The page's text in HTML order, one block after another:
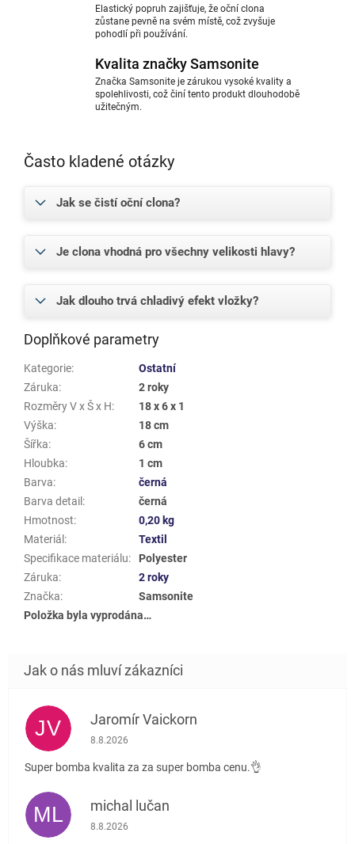
Elastický popruh zajišťuje, že oční clona
zůstane pevně na svém místě, což zvyšuje
pohodlí při používání.
Kvalita značky Samsonite
Značka Samsonite je zárukou vysoké kvality a
spolehlivosti, což činí tento produkt dlouhodobě
užitečným.
Často kladené otázky
Jak se čistí oční clona?
Je clona vhodná pro všechny velikosti hlavy?
Jak dlouho trvá chladivý efekt vložky?
Doplňkové parametry
Kategorie:
Ostatní
Záruka:
2 roky
Rozměry V x Š x H:
18 x 6 x 1
Výška:
18 cm
Šířka:
6 cm
Hloubka:
1 cm
Barva:
černá
Barva detail :
černá
Hmotnost:
0,20 kg
Materiál :
Textil
Specifikace materiálu:
Polyester
Záruka:
2 roky
Značka:
Samsonite
Položka byla vyprodána…
JV Jaromír Vaickorn
Hodnocení obchodu je 5 z 5 hvězdiček.
8.8.2026
Super bomba kvalita za za super bomba cenu.👌
ML michal lučan
Hodnocení obchodu je 5 z 5 hvězdiček.
8.8.2026